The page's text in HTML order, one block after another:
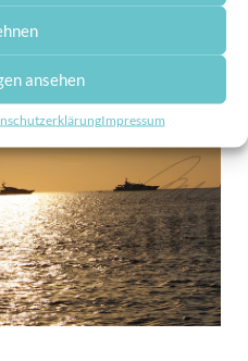
ansehen
Impressum